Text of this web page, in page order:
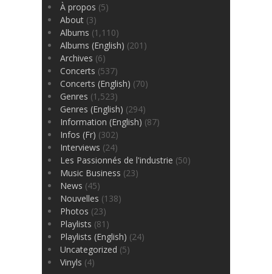
À propos (5)
About (3)
Albums (1,110)
Albums (English) (201)
Archives (6)
Concerts (537)
Concerts (English) (70)
Genres (1,523)
Genres (English) (294)
Information (English) (87)
Infos (Fr) (302)
Interviews (24)
Les Passionnés de l'industrie (50)
Music Business (23)
News (45)
Nouvelles (138)
Photos (23)
Playlists (81)
Playlists (English) (24)
Uncategorized (5)
Vinyls (4)